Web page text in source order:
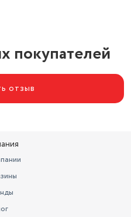
покупателей
отзыв